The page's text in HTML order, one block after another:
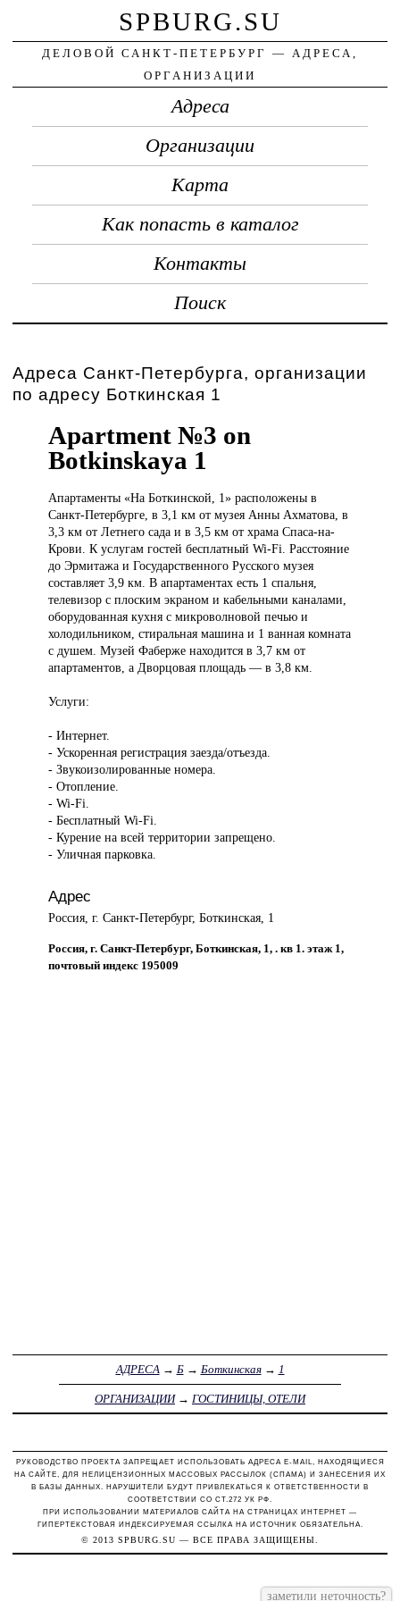
SPBURG.SU
ДЕЛОВОЙ САНКТ-ПЕТЕРБУРГ — АДРЕСА,
ОРГАНИЗАЦИИ
Адреса
Организации
Карта
Как попасть в каталог
Контакты
Поиск
Адреса Санкт-Петербурга, организации
по адресу Боткинская 1
Apartment №3 on
Botkinskaya 1
Апартаменты «НаБоткинской, 1» расположены в
Санкт-Петербурге, в 3,1 км от музея Анны Ахматова, в
3,3 км от Летнего сада и в 3,5 км от храма Спаса-на-
Крови. К услугам гостей бесплатный Wi-Fi. Расстояние
до Эрмитажа и Государственного Русского музея
составляет 3,9 км. В апартаментах есть 1 спальня,
телевизор с плоским экраном и кабельными каналами,
оборудованная кухня с микроволновой печью и
холодильником, стиральная машина и 1 ванная комната
с душем. Музей Фаберже находится в 3,7 км от
апартаментов, а Дворцовая площадь — в 3,8 км.
Услуги:
- Интернет.
- Ускоренная регистрация заезда/отъезда.
- Звукоизолированные номера.
- Отопление.
- Wi-Fi.
- Бесплатный Wi-Fi.
- Курение на всей территории запрещено.
- Уличная парковка.
Адрес
Россия, г. Санкт-Петербург, Боткинская, 1
Россия, г. Санкт-Петербург, Боткинская, 1, . кв 1. этаж 1,
почтовый индекс 195009
АДРЕСА→ Б→ Боткинская→ 1
ОРГАНИЗАЦИИ→ ГОСТИНИЦЫ, ОТЕЛИ
РУКОВОДСТВО ПРОЕКТА ЗАПРЕЩАЕТ ИСПОЛЬЗОВАТЬ АДРЕСА E-MAIL, НАХОДЯЩИЕСЯ
НА САЙТЕ, ДЛЯ НЕЛИЦЕНЗИОННЫХ МАССОВЫХ РАССЫЛОК (СПАМА) И ЗАНЕСЕНИЯ ИХ
В БАЗЫ ДАННЫХ. НАРУШИТЕЛИ БУДУТ ПРИВЛЕКАТЬСЯ К ОТВЕТСТВЕННОСТИ В
СООТВЕТСТВИИ СО СТ.272 УК РФ.
ПРИ ИСПОЛЬЗОВАНИИ МАТЕРИАЛОВ САЙТА НА СТРАНИЦАХ ИНТЕРНЕТ —
ГИПЕРТЕКСТОВАЯ ИНДЕКСИРУЕМАЯ ССЫЛКА НА ИСТОЧНИК ОБЯЗАТЕЛЬНА.
© 2013 SPBURG.SU — ВСЕ ПРАВА ЗАЩИЩЕНЫ.
заметили неточность?